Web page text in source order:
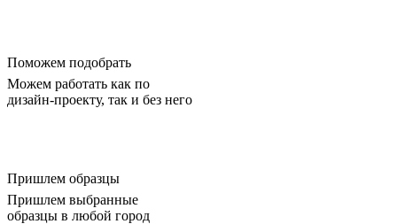
Поможем подобрать
Можем работать как по
дизайн-проекту, так и без него
Пришлем образцы
Пришлем выбранные
образцы в любой город